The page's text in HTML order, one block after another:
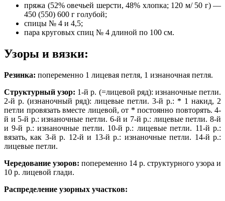
пряжа (52% овечьей шерсти, 48% хлопка; 120 м/ 50 г) —
450 (550) 600 г голубой;
спицы № 4 и 4,5;
пара круговых спиц № 4 длиной по 100 см.
Узоры и вязки:
Резинка: попеременно 1 лицевая петля, 1 изнаночная петля.
Структурный узор: 1-й р. (=лицевой ряд): изнаночные петли.
2-й р. (изнаночный ряд): лицевые петли. 3-й р.: * 1 накид, 2
петли провязать вместе лицевой, от * постоянно повторять. 4-
й и 5-й р.: изнаночные петли. 6-й и 7-й р.: лицевые петли. 8-й
и 9-й р.: изнаночные петли. 10-й р.: лицевые петли. 11-й р.:
вязать, как 3-й р. 12-й и 13-й р.: изнаночные петли. 14-й р.:
лицевые петли.
Чередование узоров: попеременно 14 р. структурного узора и
10 р. лицевой глади.
Распределение узорных участков: